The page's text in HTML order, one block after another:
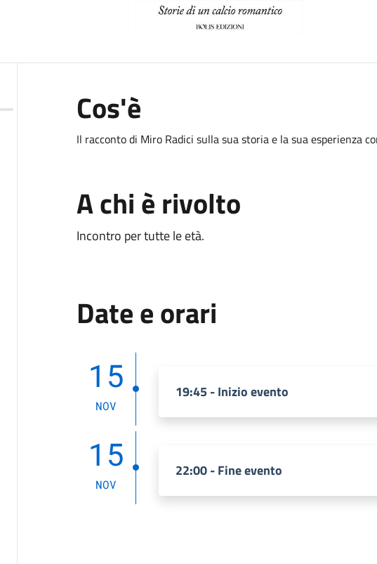
Cos'è
Il racconto di Miro Radici sulla sua storia e la sua esperienza
A chi è rivolto
Incontro per tutte le età.
Date e orari
15
NOV
19:45 - Inizio evento
15
NOV
22:00 - Fine evento